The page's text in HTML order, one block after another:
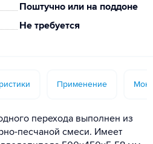
Поштучно или на поддоне
Не требуется
Применение
перехода выполнен из
песчаной смеси. Имеет